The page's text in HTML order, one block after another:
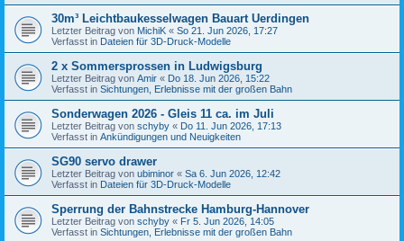
30m³ Leichtbaukesselwagen Bauart Uerdingen
Letzter Beitrag von MichiK « So 21. Jun 2026, 17:27
Verfasst in Dateien für 3D-Druck-Modelle
2 x Sommersprossen in Ludwigsburg
Letzter Beitrag von Amir « Do 18. Jun 2026, 15:22
Verfasst in Sichtungen, Erlebnisse mit der großen Bahn
Sonderwagen 2026 - Gleis 11 ca. im Juli
Letzter Beitrag von schyby « Do 11. Jun 2026, 17:13
Verfasst in Ankündigungen und Neuigkeiten
SG90 servo drawer
Letzter Beitrag von ubiminor « Sa 6. Jun 2026, 12:42
Verfasst in Dateien für 3D-Druck-Modelle
Sperrung der Bahnstrecke Hamburg-Hannover
Letzter Beitrag von schyby « Fr 5. Jun 2026, 14:05
Verfasst in Sichtungen, Erlebnisse mit der großen Bahn